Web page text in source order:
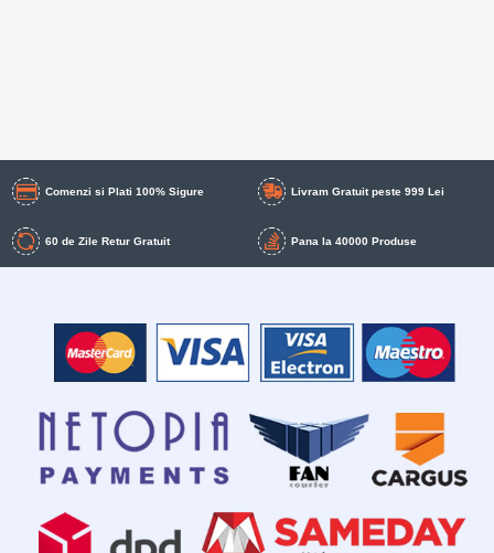
Comenzi si Plati 100% Sigure Livram Gratuit peste 999 Lei
60 de Zile Retur Gratuit Pana la 40000 Produse